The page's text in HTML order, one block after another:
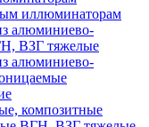
иллюминаторам
алюминиево-
ВЗГ тяжелые
алюминиево-
композитные